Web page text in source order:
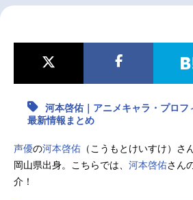
最新記事一覧
アニメ記事一覧 声
アニメ映画一覧
河本啓佑｜アニメキャラ・プロフ
最新情報まとめ
声優の河本啓佑 （こうもとけいすけ）さ
岡山県出身。こちらでは、 河本啓佑さん
介！